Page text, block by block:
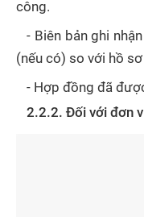
công.
- Biên bản ghi
(nếu có) so với hồ
- Hợp đồng đã
2.2.2. Đối với đơn